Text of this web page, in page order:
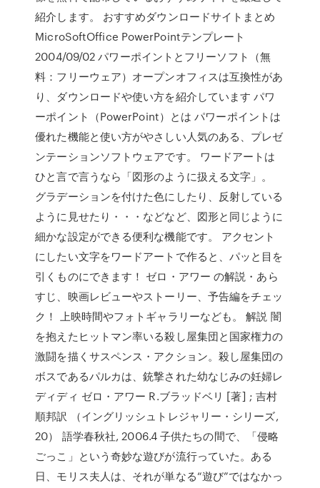
紹介します。 おすすめダウンロードサイトまとめ
MicroSoftOffice PowerPointテンプレート
2004/09/02 パワーポイントとフリーソフト（無
料：フリーウェア）オープンオフィスは互換性があ
り、ダウンロードや使い方を紹介しています パワ
ーポイント（PowerPoint）とは パワーポイントは
優れた機能と使い方がやさしい人気のある、プレゼ
ンテーションソフトウェアです。 ワードアートは
ひと言で言うなら「図形のように扱える文字」。
グラデーションを付けた色にしたり、反射している
ように見せたり・・・などなど、図形と同じように
細かな設定ができる便利な機能です。 アクセント
にしたい文字をワードアートで作ると、パッと目を
引くものにできます！ ゼロ・アワー の解説・あら
すじ、映画レビューやストーリー、予告編をチェッ
ク！ 上映時間やフォトギャラリーなども。 解説 闇
を抱えたヒットマン率いる殺し屋集団と国家権力の
激闘を描くサスペンス・アクション。殺し屋集団の
ボスであるパルカは、銃撃された幼なじみの妊婦レ
ディディ ゼロ・アワー R.ブラッドベリ [著] ; 吉村
順邦訳 （イングリッシュトレジャリー・シリーズ,
20） 語学春秋社, 2006.4 子供たちの間で、「侵略
ごっこ」という奇妙な遊びが流行っていた。ある
日、モリス夫人は、それが単なる“遊び”ではなかっ